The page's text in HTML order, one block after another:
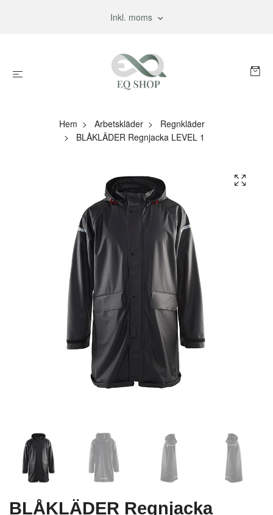
Inkl. moms
Hem Arbetskläder
Regnkläder
BLÅKLÄDER Regnjacka LEVEL 1
BLÅKLÄDER Regnjacka